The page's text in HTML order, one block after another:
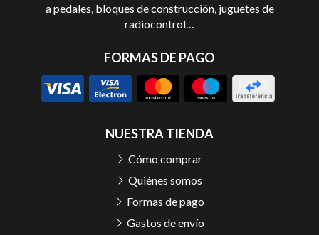
a pedales, bloques de construcción, juguetes de
radiocontrol…
FORMAS DE PAGO
NUESTRA TIENDA
Cómo comprar
Quiénes somos
Formas de pago
Gastos de envío